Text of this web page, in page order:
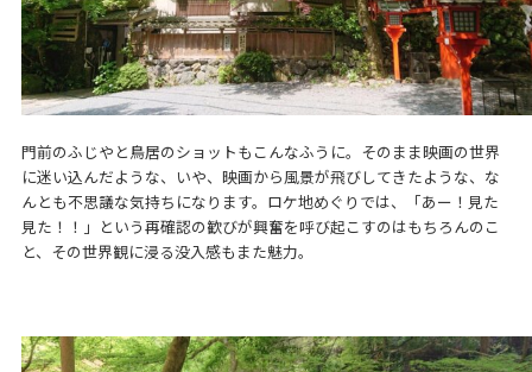
門前のふじやと鳥居のショットもこんなふうに。そのまま映画の世界
に迷い込んだような、いや、映画から風景が飛びしてきたような、な
んとも不思議な気持ちになります。ロケ地めぐりでは、「あー！見た
見た！！」という再確認の歓びが興奮を呼び起こすのはもちろんのこ
と、その世界観に浸る没入感もまた魅力。